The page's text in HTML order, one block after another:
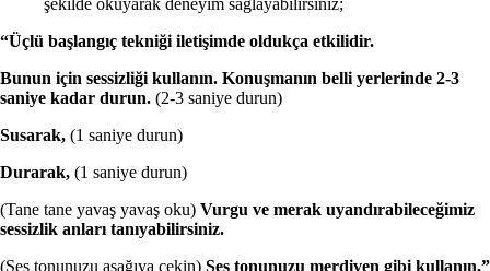
şekilde okuyarak deneyim sağlayabilirsiniz;
“Üçlü başlangıç tekniği iletişimde oldukça etkilidir.
Bunun için sessizliği kullanın. Konuşmanın belli yerlerinde 2-3
saniye kadar durun. (2-3 saniye durun)
Susarak, (1 saniye durun)
Durarak, (1 saniye durun)
(Tane tane yavaş yavaş oku) Vurgu ve merak uyandırabileceğimiz
sessizlik anları tanıyabilirsiniz.
(Ses tonunuzu aşağıya çekin) Ses tonunuzu merdiven gibi kullanın,”